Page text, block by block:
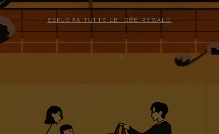
ESPLORA TUTTE LE IDEE REGALO